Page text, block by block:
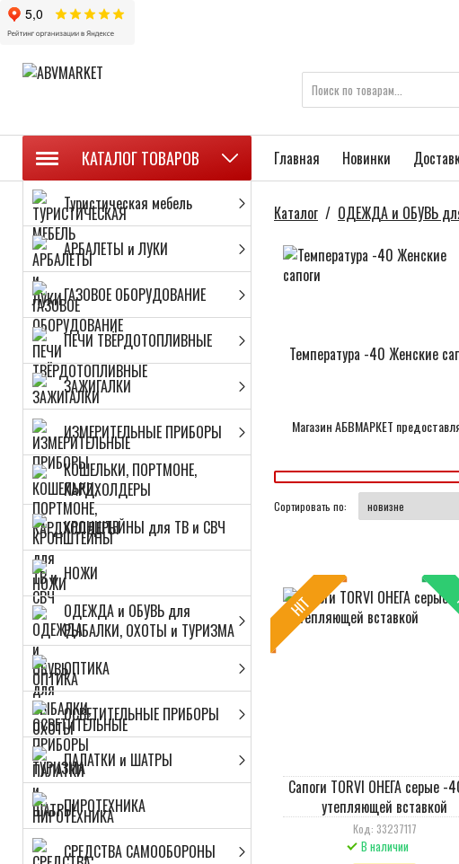
КАТАЛОГ ТОВАРОВ
Туристическая мебель
АРБАЛЕТЫ и ЛУКИ
ГАЗОВОЕ ОБОРУДОВАНИЕ
ПЕЧИ ТВЁРДОТОПЛИВНЫЕ
ЗАЖИГАЛКИ
ИЗМЕРИТЕЛЬНЫЕ ПРИБОРЫ
КОШЕЛЬКИ, ПОРТМОНЕ,
КАРДХОЛДЕРЫ
КРОНШТЕЙНЫ для ТВ и СВЧ
НОЖИ
ОДЕЖДА и ОБУВЬ для
РЫБАЛКИ, ОХОТЫ и ТУРИЗМА
ОПТИКА
ОСВЕТИТЕЛЬНЫЕ ПРИБОРЫ
ПАЛАТКИ и ШАТРЫ
ПИРОТЕХНИКА
СРЕДСТВА САМООБОРОНЫ
Главная Новинки
Каталог / ОДЕЖДА и ОБУВЬ
Температура -40 Женские
Магазин АБВМАРКЕТ
Сортировать по:
HIT
Сапоги TORVI ОНЕГА серые -
утепляющей вставкой
Код: 33237117
В наличии